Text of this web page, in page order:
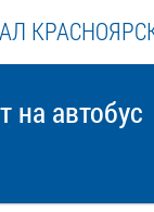
на автобус